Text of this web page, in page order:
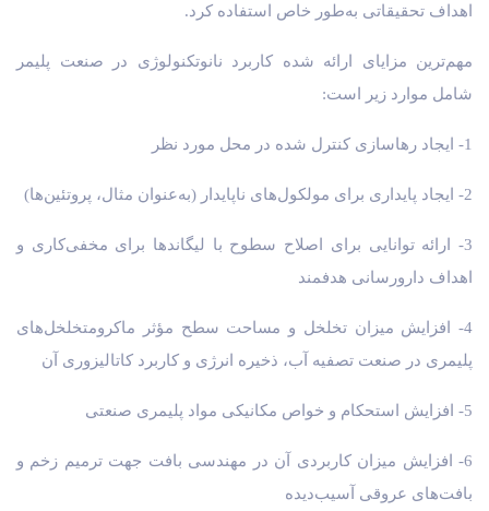
اهداف تحقیقاتی به‌طور خاص استفاده کرد.
مهم‌ترین مزایای ارائه شده کاربرد نانوتکنولوژی در صنعت پلیمر
شامل موارد زیر است:
1- ایجاد رهاسازی کنترل شده در محل مورد نظر
2- ایجاد پایداری برای مولکول‌های ناپایدار (به‌عنوان مثال، پروتئین‌ها)
3- ارائه توانایی برای اصلاح سطوح با لیگاندها برای مخفی‌کاری و
اهداف دارورسانی هدفمند
4- افزایش میزان تخلخل و مساحت سطح مؤثر ماکرومتخلخل‌های
پلیمری در صنعت تصفیه آب، ذخیره انرژی و کاربرد کاتالیزوری آن
5- افزایش استحکام و خواص مکانیکی مواد پلیمری صنعتی
6- افزایش میزان کاربردی آن در مهندسی بافت جهت ترمیم زخم و
بافت‌های عروقی آسیب‌دیده